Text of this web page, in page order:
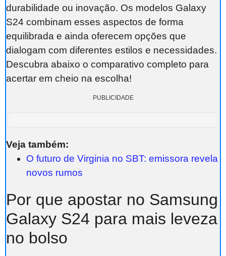
durabilidade ou inovação. Os modelos Galaxy
S24 combinam esses aspectos de forma
equilibrada e ainda oferecem opções que
dialogam com diferentes estilos e necessidades.
Descubra abaixo o comparativo completo para
acertar em cheio na escolha!
PUBLICIDADE
Veja também:
O futuro de Virginia no SBT: emissora revela
novos rumos
Por que apostar no Samsung
Galaxy S24 para mais leveza
no bolso